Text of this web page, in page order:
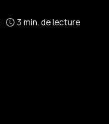
3 min. de lecture